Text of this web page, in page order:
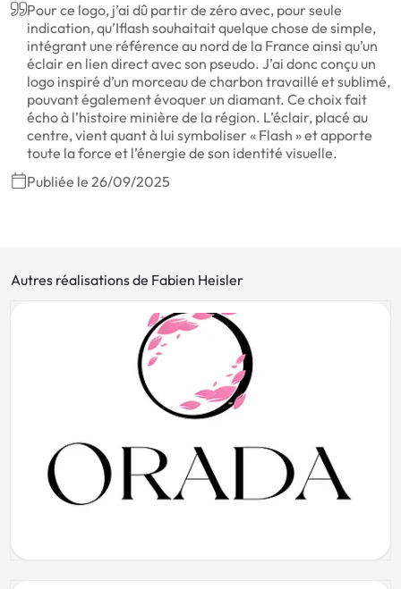
Pour ce logo, j’ai dû partir de zéro avec, pour seule
indication, qu’Iflash souhaitait quelque chose de simple,
intégrant une référence au nord de la France ainsi qu’un
éclair en lien direct avec son pseudo. J’ai donc conçu un
logo inspiré d’un morceau de charbon travaillé et sublimé,
pouvant également évoquer un diamant. Ce choix fait
écho à l’histoire minière de la région. L’éclair, placé au
centre, vient quant à lui symboliser « Flash » et apporte
toute la force et l’énergie de son identité visuelle.
Publiée le 26/09/2025
Autres réalisations de Fabien Heisler